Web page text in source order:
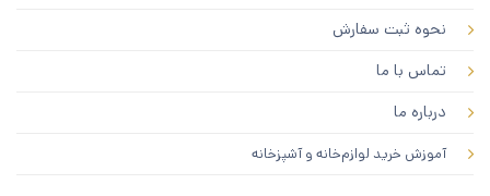
نحوه ثبت سفارش
تماس با ما
درباره ما
آموزش خرید لوازم‌خانه و آشپزخانه